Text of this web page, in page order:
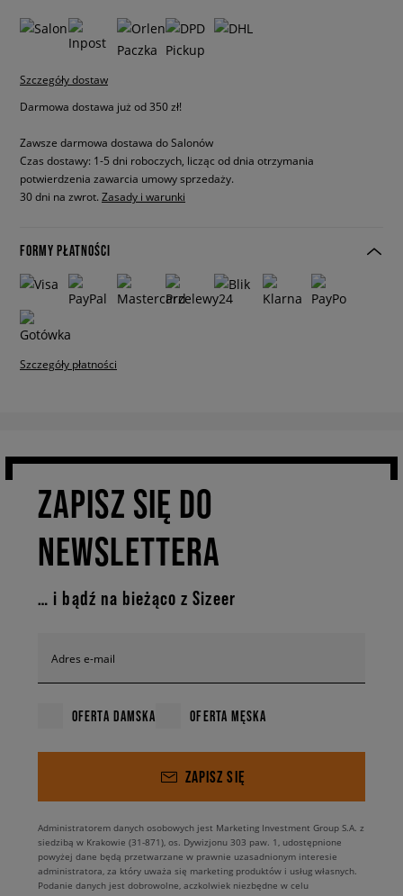
Szczegóły dostaw
Darmowa dostawa już od 350 zł!
Zawsze darmowa dostawa do Salonów
Czas dostawy: 1-5 dni roboczych, licząc od dnia otrzymania
potwierdzenia zawarcia umowy sprzedaży.
30 dni na zwrot. Zasady i warunki
FORMY PŁATNOŚCI
Szczegóły płatności
ZAPISZ SIĘ DO
NEWSLETTERA
… i bądź na bieżąco z Sizeer
Adres e-mail
OFERTA DAMSKA OFERTA MĘSKA
ZAPISZ SIĘ
Administratorem danych osobowych jest Marketing Investment Group S.A. z
siedzibą w Krakowie (31-871), os. Dywizjonu 303 paw. 1, udostępnione
powyżej dane będą przetwarzane w prawnie uzasadnionym interesie
administratora, za który uważa się marketing produktów i usług własnych.
Podanie danych jest dobrowolne, aczkolwiek niezbędne w celu